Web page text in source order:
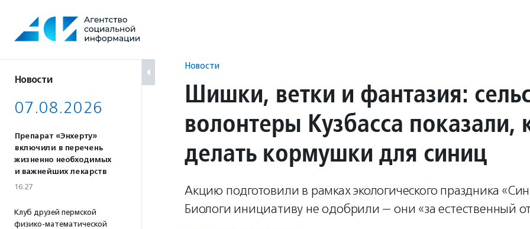
содержанию
Новости
07.08.2026
Препарат «Энхерту»
включили в перечень
жизненно необходимых
и важнейших лекарств
16:27
Клуб друзей пермской
физико-математической
Новости
Шишки, ветки и фантазия:
волонтеры Кузбасса показали,
делать кормушки для синиц
Акцию подготовили в рамках экологического праздника
Биологи инициативу не одобрили — они «за естественный